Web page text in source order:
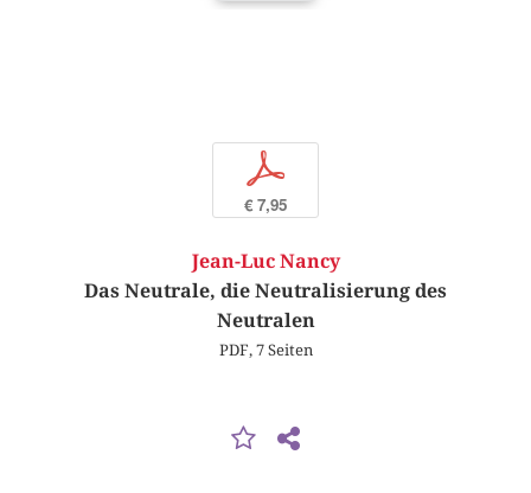
p
€ 7,95
Jean-Luc Nancy
Das Neutrale, die Neutralisierung des
Neutralen
PDF, 7 Seiten